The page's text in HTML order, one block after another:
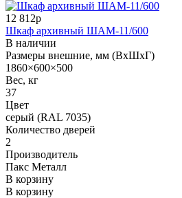
12 812р
Шкаф архивный ШАМ-11/600
В наличии
Размеры внешние, мм (ВхШхГ)
1860×600×500
Вес, кг
37
Цвет
серый (RAL 7035)
Количество дверей
2
Производитель
Пакс Металл
В корзину
В корзину